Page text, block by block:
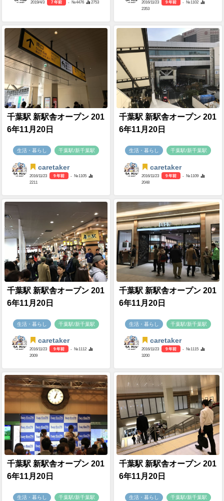
2019/4/3 7 年前 - №4476 2753 2016/11/23 9 年前
- №1102
2353
千葉駅 新駅舎オープン 201
6年11月20日
生活・暮らし 千葉駅/新千葉駅
caretaker
2016/11/23 9 年前
- №1105
2211
千葉駅 新駅舎オープン 201
6年11月20日
生活・暮らし 千葉駅/新千葉駅
caretaker
2016/11/23 9 年前
- №1109
2048
千葉駅 新駅舎オープン 201
6年11月20日
生活・暮らし 千葉駅/新千葉駅
caretaker
2016/11/23 9 年前
- №1112
2009
千葉駅 新駅舎オープン 201
6年11月20日
生活・暮らし 千葉駅/新千葉駅
caretaker
2016/11/23 9 年前
- №1115
3200
千葉駅 新駅舎オープン 201
6年11月20日
生活・暮らし 千葉駅/新千葉駅
千葉駅 新駅舎オープン 201
6年11月20日
生活・暮らし 千葉駅/新千葉駅